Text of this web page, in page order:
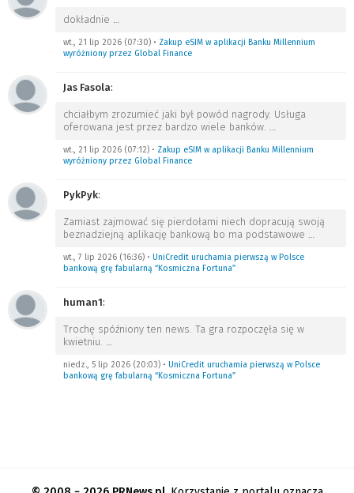
dokładnie …
wt., 21 lip 2026 (07:30) • Zakup eSIM w aplikacji Banku Millennium
wyróżniony przez Global Finance
Jas Fasola:
chciałbym zrozumieć jaki był powód nagrody. Usługa
oferowana jest przez bardzo wiele banków. …
wt., 21 lip 2026 (07:12) • Zakup eSIM w aplikacji Banku Millennium
wyróżniony przez Global Finance
PykPyk:
Zamiast zajmować się pierdołami niech dopracują swoją
beznadziejną aplikację bankową bo ma podstawowe …
wt., 7 lip 2026 (16:36) • UniCredit uruchamia pierwszą w Polsce
bankową grę fabularną “Kosmiczna Fortuna”
human1:
Trochę spóźniony ten news. Ta gra rozpoczęła się w
kwietniu. …
niedz., 5 lip 2026 (20:03) • UniCredit uruchamia pierwszą w Polsce
bankową grę fabularną “Kosmiczna Fortuna”